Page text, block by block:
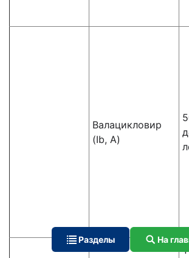
Валацикловир
(Ib, A)
Разделы На